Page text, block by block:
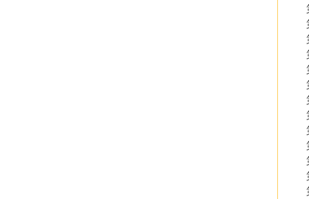
第
第
第
第
第
第
第
第
第
第
第
第
第